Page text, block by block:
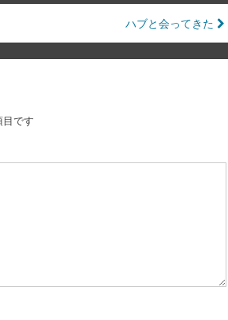
ハブと会ってきた
です